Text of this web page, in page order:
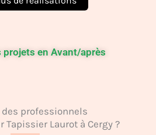
projets en Avant/après
des professionnels
Tapissier Laurot à Cergy ?